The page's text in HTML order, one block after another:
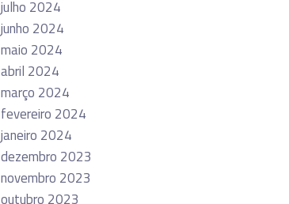
julho 2024
junho 2024
maio 2024
abril 2024
março 2024
fevereiro 2024
janeiro 2024
dezembro 2023
novembro 2023
outubro 2023